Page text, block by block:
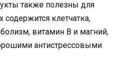
также полезны для
клетчатка,
витамин В и магний,
антистрессовыми